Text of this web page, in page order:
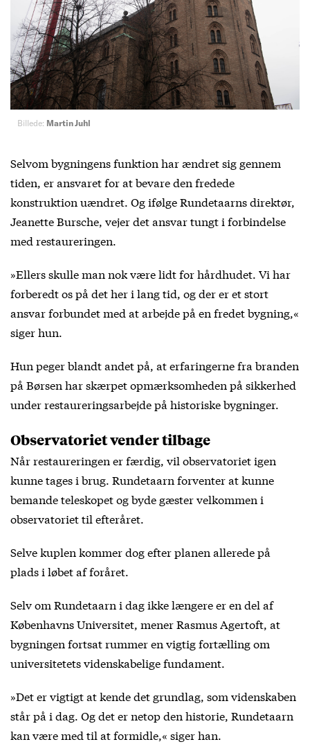
Billede: Martin Juhl
Selvom bygningens funktion har ændret sig gennem
tiden, er ansvaret for at bevare den fredede
konstruktion uændret. Og ifølge Rundetaarns direktør,
Jeanette Bursche, vejer det ansvar tungt i forbindelse
med restaureringen.
»Ellers skulle man nok være lidt for hårdhudet. Vi har
forberedt os på det her i lang tid, og der er et stort
ansvar forbundet med at arbejde på en fredet bygning,«
siger hun.
Hun peger blandt andet på, at erfaringerne fra branden
på Børsen har skærpet opmærksomheden på sikkerhed
under restaureringsarbejde på historiske bygninger.
Observatoriet vender tilbage
Når restaureringen er færdig, vil observatoriet igen
kunne tages i brug. Rundetaarn forventer at kunne
bemande teleskopet og byde gæster velkommen i
observatoriet til efteråret.
Selve kuplen kommer dog efter planen allerede på
plads i løbet af foråret.
Selv om Rundetaarn i dag ikke længere er en del af
Københavns Universitet, mener Rasmus Agertoft, at
bygningen fortsat rummer en vigtig fortælling om
universitetets videnskabelige fundament.
»Det er vigtigt at kende det grundlag, som videnskaben
står på i dag. Og det er netop den historie, Rundetaarn
kan være med til at formidle,« siger han.